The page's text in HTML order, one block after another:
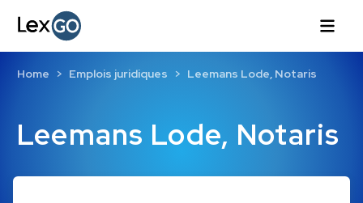
Leemans Lode, Notaris
Home Emplois juridiques Leemans Lode, Notaris